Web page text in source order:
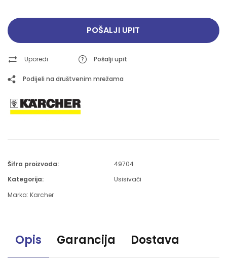
POŠALJI UPIT
Uporedi Pošalji upit
Podijeli na društvenim mrežama
Šifra proizvoda:
49704
Kategorija:
Usisivači
Marka: Karcher
Opis Garancija Dostava